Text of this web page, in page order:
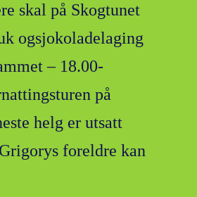
skal på Skogtunet
ogsjokoladelaging
– 18.00-
på
helg er utsatt
foreldre kan